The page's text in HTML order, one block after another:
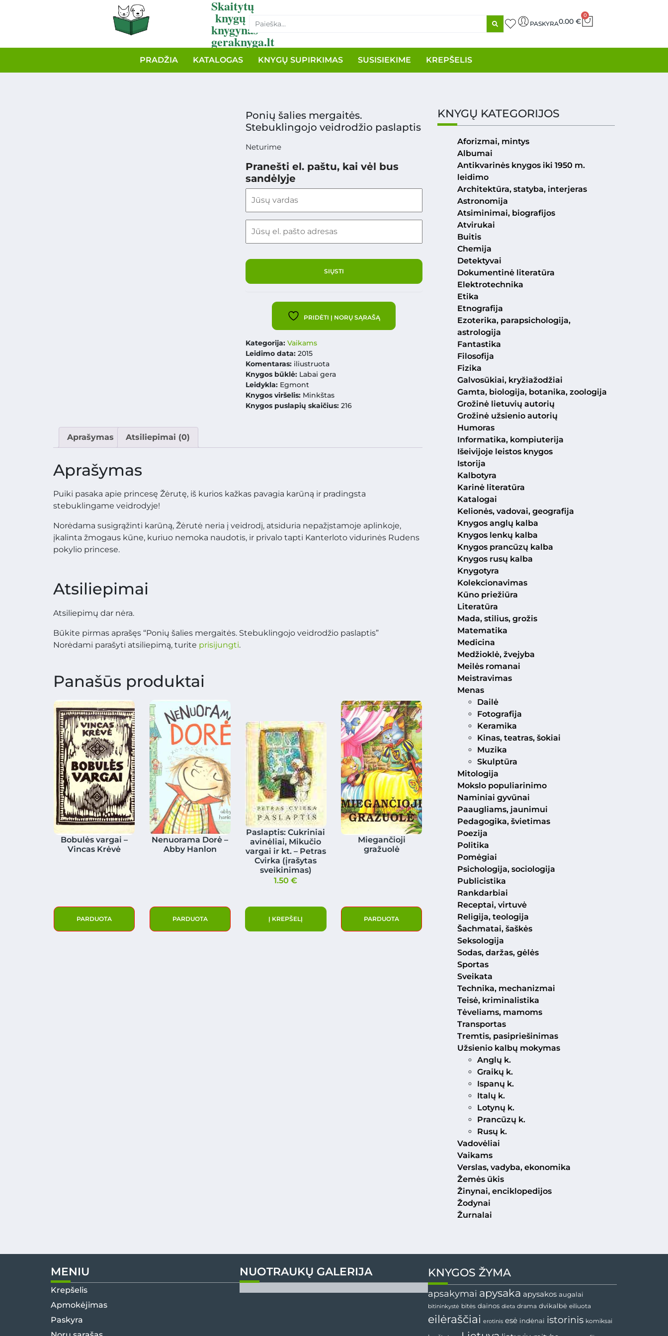
Skaitytų
knygų
knygynas
geraknyga.lt
PASKYRA0.00 €
0
PRADŽIA KATALOGAS KNYGŲ SUPIRKIMAS SUSISIEKIME KREPŠELIS
Ponių šalies mergaitės.
Stebuklingojo veidrodžio paslaptis
Neturime
Pranešti el. paštu, kai vėl bus
sandėlyje
PRIDĖTI Į NORŲ SĄRAŠĄ
Kategorija: Vaikams
Leidimo data:2015
Komentaras: iliustruota
Knygos būklė: Labai gera
Leidykla:Egmont
Knygos viršelis: Minkštas
Knygos puslapių skaičius: 216
Aprašymas Atsiliepimai (0)
Aprašymas
Puiki pasaka apie princesę Žėrutę, iš kurios kažkas pavagia karūną ir pradingsta
stebuklingame veidrodyje!
Norėdama susigrąžinti karūną, Žėrutė neria į veidrodį, atsiduria nepažįstamoje aplinkoje,
įkalinta žmogaus kūne, kuriuo nemoka naudotis, ir privalo tapti Kanterloto vidurinės Rudens
pokylio princese.
Atsiliepimai
Atsiliepimų dar nėra.
Būkite pirmas aprašęs “Ponių šalies mergaitės. Stebuklingojo veidrodžio paslaptis”
Norėdami parašyti atsiliepimą, turite prisijungti.
Panašūs produktai
Bobulės vargai –
Vincas Krėvė
PARDUOTA
Nenuorama Dorė –
Abby Hanlon
PARDUOTA
Paslaptis: Cukriniai
avinėliai, Mikučio
vargai ir kt. – Petras
Cvirka (įrašytas
sveikinimas)
1.50€
Į KREPŠELĮ
Miegančioji
gražuolė
PARDUOTA
KNYGŲ KATEGORIJOS
Aforizmai, mintys
Albumai
Antikvarinės knygos iki 1950 m.
leidimo
Architektūra, statyba, interjeras
Astronomija
Atsiminimai, biografijos
Atvirukai
Buitis
Chemija
Detektyvai
Dokumentinė literatūra
Elektrotechnika
Etika
Etnografija
Ezoterika, parapsichologija,
astrologija
Fantastika
Filosofija
Fizika
Galvosūkiai, kryžiažodžiai
Gamta, biologija, botanika, zoologija
Grožinė lietuvių autorių
Grožinė užsienio autorių
Humoras
Informatika, kompiuterija
Išeivijoje leistos knygos
Istorija
Kalbotyra
Karinė literatūra
Katalogai
Kelionės, vadovai, geografija
Knygos anglų kalba
Knygos lenkų kalba
Knygos prancūzų kalba
Knygos rusų kalba
Knygotyra
Kolekcionavimas
Kūno priežiūra
Literatūra
Mada, stilius, grožis
Matematika
Medicina
Medžioklė, žvejyba
Meilės romanai
Meistravimas
Menas
Dailė
Fotografija
Keramika
Kinas, teatras, šokiai
Muzika
Skulptūra
Mitologija
Mokslo populiarinimo
Naminiai gyvūnai
Paaugliams, jaunimui
Pedagogika, švietimas
Poezija
Politika
Pomėgiai
Psichologija, sociologija
Publicistika
Rankdarbiai
Receptai, virtuvė
Religija, teologija
Šachmatai, šaškės
Seksologija
Sodas, daržas, gėlės
Sportas
Sveikata
Technika, mechanizmai
Teisė, kriminalistika
Tėveliams, mamoms
Transportas
Tremtis, pasipriešinimas
Užsienio kalbų mokymas
Anglų k.
Graikų k.
Ispanų k.
Italų k.
Lotynų k.
Prancūzų k.
Rusų k.
Vadovėliai
Vaikams
Verslas, vadyba, ekonomika
Žemės ūkis
Žinynai, enciklopedijos
Žodynai
Žurnalai
MENIU
Krepšelis
Apmokėjimas
Paskyra
NUOTRAUKŲ GALERIJA KNYGOS ŽYMA
apsakymai apysaka apysakos augalai
bitininkystė bitės dainos dieta drama dvikalbė eiliuota
eilėraščiai erotinis esė indėnai istorinis komiksai